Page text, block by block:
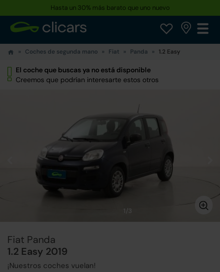
Hasta un 30% más barato que uno nuevo
Coches de segunda mano Fiat Panda 1.2 Easy
El coche que buscas ya no está disponible
Creemos que podrían interesarte estos otros
1/3
Fiat Panda
1.2 Easy 2019
¡Nuestros coches vuelan!